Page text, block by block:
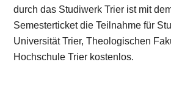
durch das Studiwerk Trier ist mit
Semesterticket die Teilnahme für
Universität Trier, Theologischen
Hochschule Trier kostenlos.